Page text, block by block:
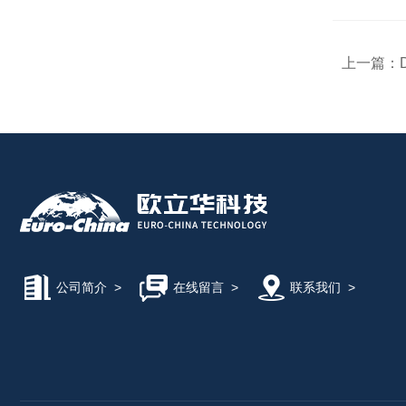
上一篇：
公司简介 > 在线留言> 联系我们 >